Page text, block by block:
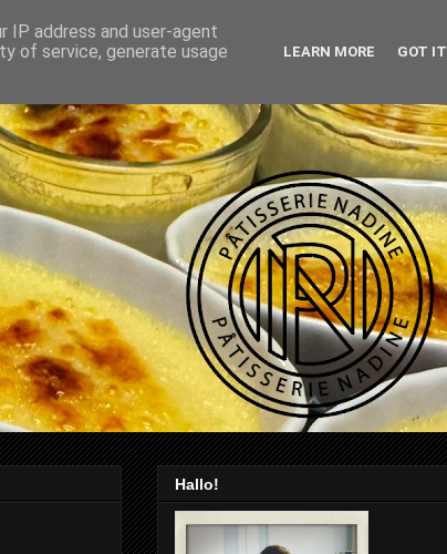
Hallo!
IP address and user-agent
of service, generate usage
LEARN MORE GOT IT